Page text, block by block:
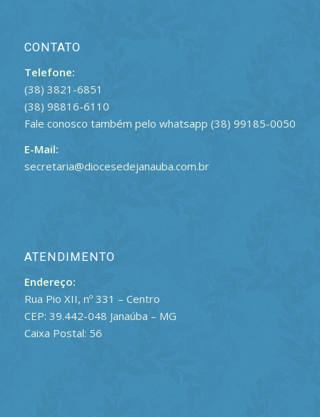
CONTATO
Telefone:
(38) 3821-6851
(38) 98816-6110
Fale conosco também pelo whatsapp (38) 99185-0050
E-Mail:
secretaria@diocesedejanauba.com.br
ATENDIMENTO
Endereço:
Rua Pio XII, nº 331 – Centro
CEP: 39.442-048 Janaúba – MG
Caixa Postal: 56